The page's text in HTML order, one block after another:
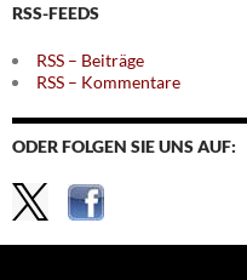
RSS-FEEDS
RSS – Beiträge
RSS – Kommentare
ODER FOLGEN SIE UNS AUF: